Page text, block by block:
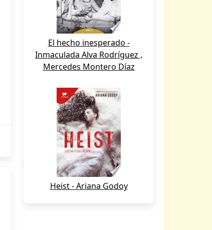
El hecho inesperado -
Inmaculada Alva Rodríguez ,
Mercedes Montero Díaz
Heist - Ariana Godoy